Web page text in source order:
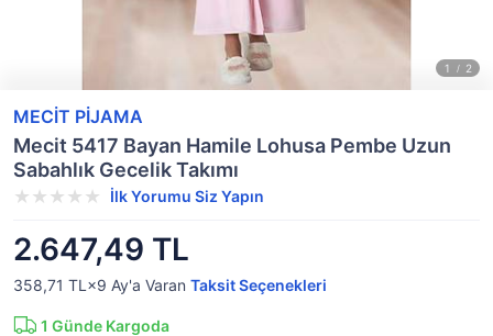
MECİT PİJAMA
Mecit 5417 Bayan Hamile Lohusa Pembe Uzun
Sabahlık Gecelik Takımı
İlk Yorumu Siz Yapın
2.647,49 TL
358,71 TL×9 Ay'a Varan Taksit Seçenekleri
1 Günde Kargoda